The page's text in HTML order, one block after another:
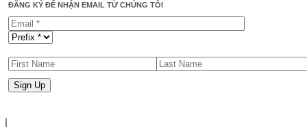
ĐĂNG KÝ ĐỂ NHẬN EMAIL TỪ CHÚNG TÔI